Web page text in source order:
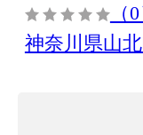
（0
神奈川県山